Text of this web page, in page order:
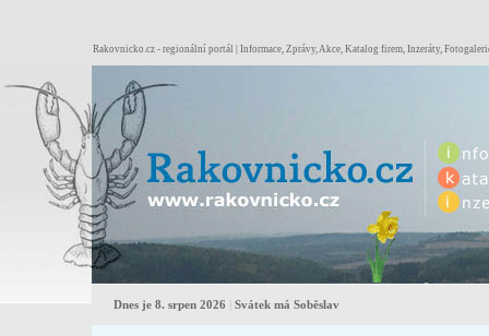
Rakovnicko.cz - regionální portál | Informace, Zprávy, Akce, Katalog firem, Inzeráty,
Dnes je 8. srpen 2026 Svátek má Soběslav